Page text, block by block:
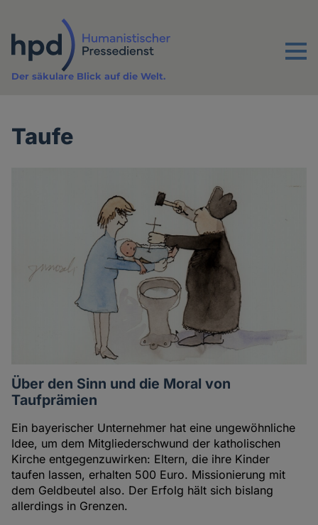
Inhalt
Menu
Der säkulare Blick auf die Welt.
Taufe
Über den Sinn und die Moral von
Taufprämien
Ein bayerischer Unternehmer hat eine ungewöhnliche
Idee, um dem Mitgliederschwund der katholischen
Kirche entgegenzuwirken: Eltern, die ihre Kinder
taufen lassen, erhalten 500 Euro. Missionierung mit
dem Geldbeutel also. Der Erfolg hält sich bislang
allerdings in Grenzen.